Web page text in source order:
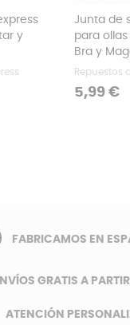
y
Junta de
para ollas
Bra y
Repuestos
Precio
5,99 €
FABRICAMOS EN
GRATIS A
ATENCIÓN